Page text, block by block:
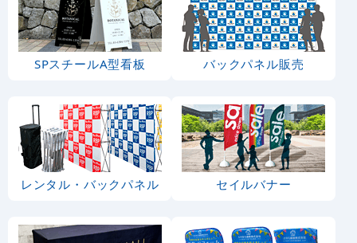
SPスチールA型看板 バックパネル販売
レンタル・バックパネル セイルバナー